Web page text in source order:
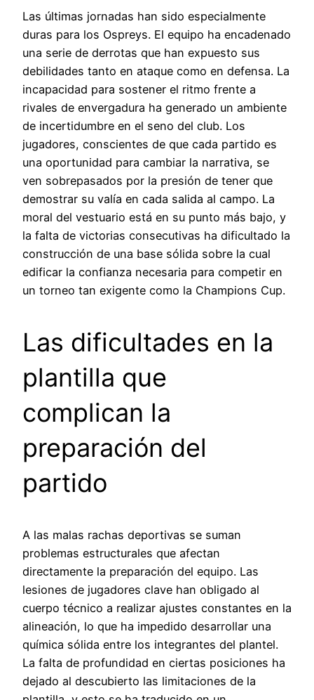
Las últimas jornadas han sido especialmente
duras para los Ospreys. El equipo ha encadenado
una serie de derrotas que han expuesto sus
debilidades tanto en ataque como en defensa. La
incapacidad para sostener el ritmo frente a
rivales de envergadura ha generado un ambiente
de incertidumbre en el seno del club. Los
jugadores, conscientes de que cada partido es
una oportunidad para cambiar la narrativa, se
ven sobrepasados por la presión de tener que
demostrar su valía en cada salida al campo. La
moral del vestuario está en su punto más bajo, y
la falta de victorias consecutivas ha dificultado la
construcción de una base sólida sobre la cual
edificar la confianza necesaria para competir en
un torneo tan exigente como la Champions Cup.
Las dificultades en la
plantilla que
complican la
preparación del
partido
A las malas rachas deportivas se suman
problemas estructurales que afectan
directamente la preparación del equipo. Las
lesiones de jugadores clave han obligado al
cuerpo técnico a realizar ajustes constantes en la
alineación, lo que ha impedido desarrollar una
química sólida entre los integrantes del plantel.
La falta de profundidad en ciertas posiciones ha
dejado al descubierto las limitaciones de la